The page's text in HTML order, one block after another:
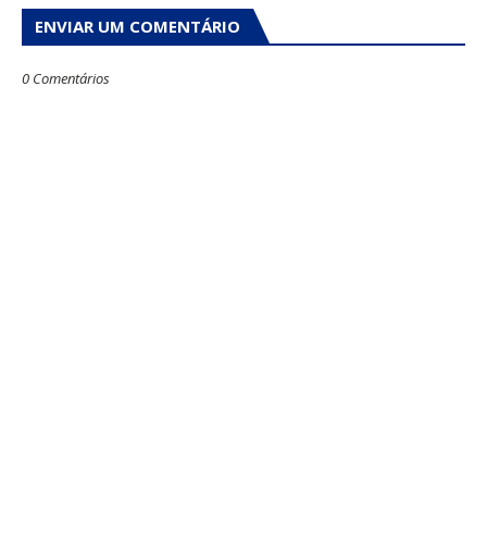
ENVIAR UM COMENTÁRIO
0 Comentários